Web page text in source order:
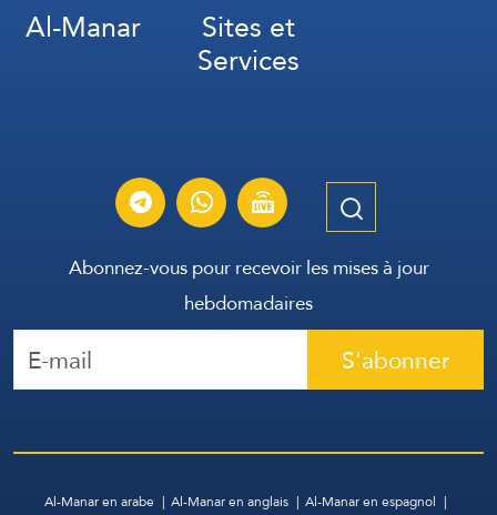
Al-Manar Sites et
Services
Abonnez-vous pour recevoir les mises à jour
hebdomadaires
S'abonner
Al-Manar en arabe Al-Manar en anglais Al-Manar en espagnol